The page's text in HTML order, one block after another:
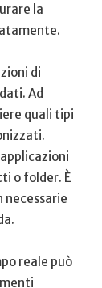
la
di
Ad
quali ⁣tipi
o folder. È⁤
necessarie
⁢reale può